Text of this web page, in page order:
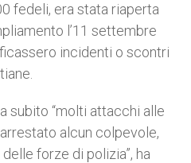
fedeli, era stata riaperta
l’11 settembre
incidenti o scontri
subito “molti attacchi alle
alcun colpevole,
forze di polizia”, ha